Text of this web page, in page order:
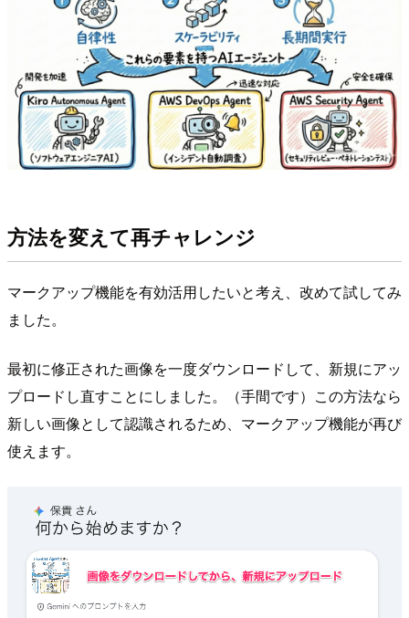
方法を変えて再チャレンジ
マークアップ機能を有効活用したいと考え、改めて試してみ
ました。
最初に修正された画像を一度ダウンロードして、新規にアッ
プロードし直すことにしました。（手間です）この方法なら
新しい画像として認識されるため、マークアップ機能が再び
使えます。